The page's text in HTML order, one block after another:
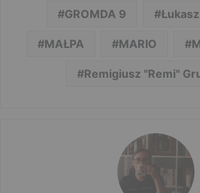
GROMDA 9
MAŁPA MARIO
Remigiusz "Remi"